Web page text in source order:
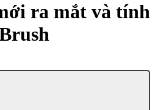
ra mắt và tính